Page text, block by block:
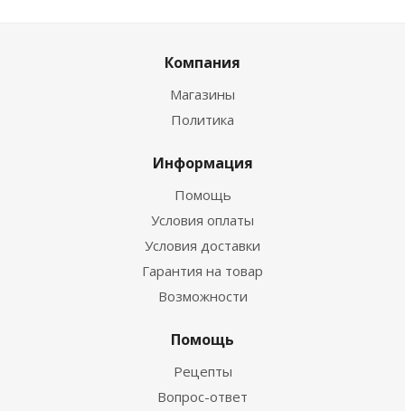
Компания
Магазины
Политика
Информация
Помощь
Условия оплаты
Условия доставки
Гарантия на товар
Возможности
Помощь
Рецепты
Вопрос-ответ